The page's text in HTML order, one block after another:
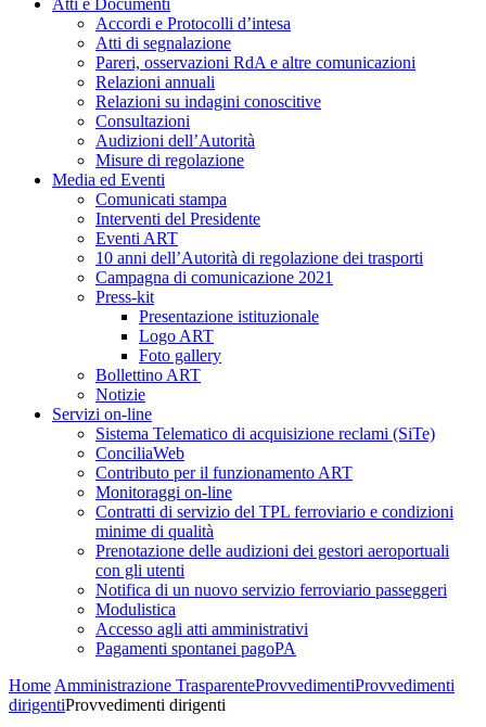
Atti e Documenti
Accordi e Protocolli d’intesa
Atti di segnalazione
Pareri, osservazioni RdA e altre comunicazioni
Relazioni annuali
Relazioni su indagini conoscitive
Consultazioni
Audizioni dell’Autorità
Misure di regolazione
Media ed Eventi
Comunicati stampa
Interventi del Presidente
Eventi ART
10 anni dell’Autorità di regolazione dei trasporti
Campagna di comunicazione 2021
Press-kit
Presentazione istituzionale
Logo ART
Foto gallery
Bollettino ART
Notizie
Servizi on-line
Sistema Telematico di acquisizione reclami (SiTe)
ConciliaWeb
Contributo per il funzionamento ART
Monitoraggi on-line
Contratti di servizio del TPL ferroviario e condizioni
minime di qualità
Prenotazione delle audizioni dei gestori aeroportuali
con gli utenti
Notifica di un nuovo servizio ferroviario passeggeri
Modulistica
Accesso agli atti amministrativi
Pagamenti spontanei pagoPA
Home Amministrazione TrasparenteProvvedimentiProvvedimenti
dirigentiProvvedimenti dirigenti